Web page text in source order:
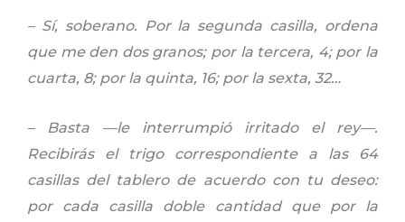
– Sí, soberano. Por la segunda casilla, ordena
que me den dos granos; por la tercera, 4; por la
cuarta, 8; por la quinta, 16; por la sexta, 32…
– Basta —le interrumpió irritado el rey—.
Recibirás el trigo correspondiente a las 64
casillas del tablero de acuerdo con tu deseo:
por cada casilla doble cantidad que por la